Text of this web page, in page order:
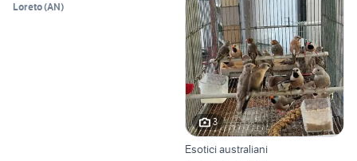
Loreto(AN)
3
Esotici australiani